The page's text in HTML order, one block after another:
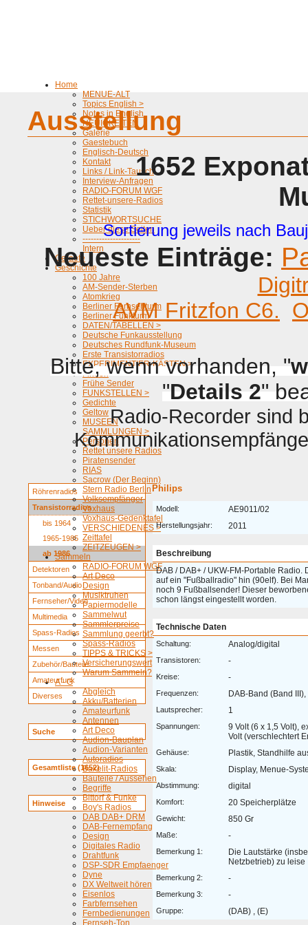
Home
MENUE-ALT
Topics English >
Notes in English
NEUIGKEITEN
Galerie
Gaestebuch
Englisch-Deutsch
Kontakt
Links / Link-Tausch
Interview-Anfragen
RADIO-FORUM WGF
Rettet-unsere-Radios
Statistik
STICHWORTSUCHE
Ueber diese Seiten
---------------------
Intern
Geraete
Geschichte
100 Jahre
AM-Sender-Sterben
Atomkrieg
Berliner Fernsehturm
Berliner Funkturm
DATEN/TABELLEN >
Deutsche Funkausstellung
Deutsches Rundfunk-Museum
Erste Transistorradios
EXPERIMENTIER-KÄSTEN >
Firmen
Frühe Sender
FUNKSTELLEN >
Gedichte
Geltow
MUSEEN
SAMMLUNGEN >
Personen
Rettet unsere Radios
Piratensender
RIAS
Sacrow (Der Beginn)
Stern Radio Berlin
Volksempfänger
Voxhaus
Voxhaus-Gedenktafel
VERSCHIEDENES >
Zeittafel
ZEITZEUGEN >
Sammeln
RADIO-FORUM WGF
Art Deco
Design
Musiktruhen
Papiermodelle
Sammelwut
Sammlerpreise
Sammlung geerbt?
Spass-Radios
TIPPS & TRICKS >
Versicherungswert
Warum Sammeln?
A - G
Abgleich
Akku/Batterien
Amateurfunk
Antennen
Art Deco
Audion-Bauplan
Audion-Varianten
Autoradios
Bakelit-Radios
Bauteile / Aussehen
Begriffe
Bittorf & Funke
Boy's Radios
DAB DAB+ DRM
DAB-Fernempfang
Design
Digitales Radio
Drahtfunk
DSP-SDR Empfaenger
Dyne
DX Weltweit hören
Eisenlos
Farbfernsehen
Fernbedienungen
Fernseh-Ton
Ausstellung
1652
Sortierung jeweils nach
Neueste Einträge:
AVM Fritzfon C6.
Bitte, wenn vorhanden, "
"Details 2"
Radio-Recorder sind
Röhrenradios
Transistorradios
bis 1964
1965-1985
ab 1986
Detektoren
Tonband/Audio
Fernseher/Video
Multimedia
Spass-Radios
Messen
Zubehör/Bauteile
Amateurfunk
Diverses
Suche
Gesamtliste (1652)
Hinweise
Philips
Modell: AE9011/02
Herstellungsjahr: 2011
Beschreibung
DAB / DAB+ / UKW-FM-Portable Radio.
auf ein "Fußballradio" hin (90elf). Bei
noch 9 Fußballsender! Dieser
schon längst eingestellt worden.
Technische Daten
Schaltung: Analog/digital
Transistoren: -
Kreise: -
Frequenzen: DAB-Band (Band
Lautsprecher: 1
Spannungen:
9 Volt (6 x 1,5 Volt),
Volt (verschlechtert
Gehäuse: Plastik, Standhilfe
Skala: Display, Menue-
Abstimmung: digital
Komfort: 20 Speicherplätze
Gewicht: 850 Gr
Maße: -
Bemerkung 1:
Die Lautstärke
Netzbetrieb) zu leise
Bemerkung 2: -
Bemerkung 3: -
Gruppe: (DAB) , (E)